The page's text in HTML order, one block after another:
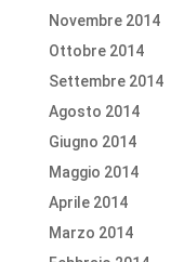
Novembre 2014
Ottobre 2014
Settembre 2014
Agosto 2014
Giugno 2014
Maggio 2014
Aprile 2014
Marzo 2014